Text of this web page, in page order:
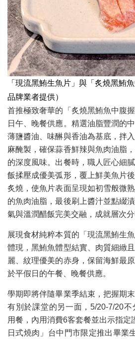
「現流黑鮪生魚片」與「炙燒黑鮪
品牌業者提供）
首推極致奢華的「炙燒黑鮪魚中腹
日午、晚餐供應。精選油脂豐潤的
薄鹽醬油、味醂與香油為基底，拌
麻醃製，確保蒜香鮮辣與魚肉油脂
的深度風味。出餐時，職人匠心細
飯揉壓成優美弧形，覆上鮮美魚片
炙燒，使魚片表面呈現如初雪般微
的魚肉油脂，最後刷上醬汁並點綴
氣與溫潤醋飯完美交融，成就層次分
展現食材純粹本質的「現流黑鮪生
體現，黑鮪魚體型結實、肉質細緻
麗、紋理優美的赤身，保留海鮮最
於平假日的午餐、晚餐供應。
學期即將伴隨畢業季結束，把握期
有別於課堂的另一面，5/20-7/20不
用餐，內用消費6客套餐並出示指定
日式燒肉」台中門市限定推出畢業